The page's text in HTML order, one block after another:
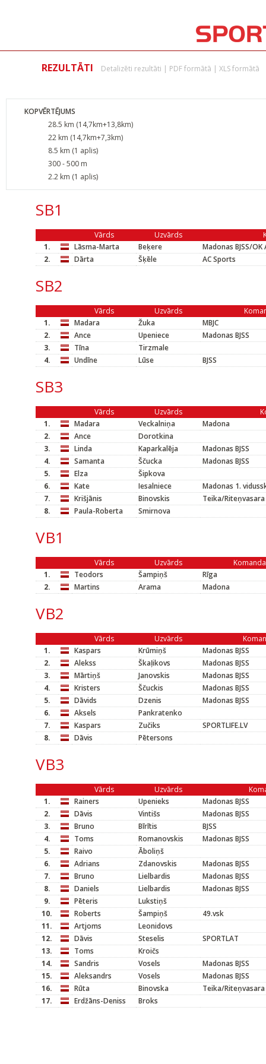
REZULTĀTI Detalizēti rezultāti | PDF formātā | XLS formātā
KOPVĒRTĒJUMS
28.5 km (14,7km+13,8km)
22 km (14,7km+7,3km)
8.5 km (1 aplis)
300 - 500 m
2.2 km (1 aplis)
SB1
Vārds Uzvārds
1.
Lāsma-Marta Beķere
Madonas BJSS/OK
2.
Dārta Šķēle AC Sports
SB2
Vārds Uzvārds
1.
Madara Žuka
MBJC
2.
Ance Upeniece
Madonas BJSS
3.
Tīna
Tirzmale
4.
Undīne Lūse BJSS
SB3
Vārds Uzvārds
1.
Madara Veckalniņa
Madona
2.
Ance
Dorotkina
3.
Linda Kaparkalēja
Madonas BJSS
4.
Samanta Ščucka
Madonas BJSS
5.
Elza
Šipkova
6.
Kate Iesalniece
Madonas 1.
7.
Krišjānis Binovskis
Teika/Riteņvasara
8.
Paula-Roberta Smirnova
VB1
Vārds Uzvārds
Komanda
1.
Teodors Šampiņš
Rīga
2.
Martins Arama Madona
VB2
Vārds Uzvārds
1.
Kaspars Krūmiņš
Madonas BJSS
2.
Alekss Škaļikovs
Madonas BJSS
3.
Mārtiņš Janovskis
Madonas BJSS
4.
Kristers Ščuckis
Madonas BJSS
5.
Dāvids Dzenis
Madonas BJSS
6.
Aksels
Pankratenko
7.
Kaspars Zučiks
SPORTLIFE.LV
8.
Dāvis Pētersons
VB3
Vārds Uzvārds
1.
Rainers Upenieks
Madonas BJSS
2.
Dāvis Vintišs
Madonas BJSS
3.
Bruno Bīrītis
BJSS
4.
Toms Romanovskis
Madonas BJSS
5.
Raivo
Āboliņš
6.
Adrians Zdanovskis
Madonas BJSS
7.
Bruno Lielbardis
Madonas BJSS
8.
Daniels Lielbardis
Madonas BJSS
9.
Pēteris
Lukstiņš
10.
Roberts Šampiņš
49.vsk
11.
Artjoms
Leonidovs
12.
Dāvis Steselis
SPORTLAT
13.
Toms
Kroičs
14.
Sandris Vosels
Madonas BJSS
15.
Aleksandrs Vosels
Madonas BJSS
16.
Rūta Binovska
Teika/Riteņvasara
17.
Erdžāns-Deniss Broks